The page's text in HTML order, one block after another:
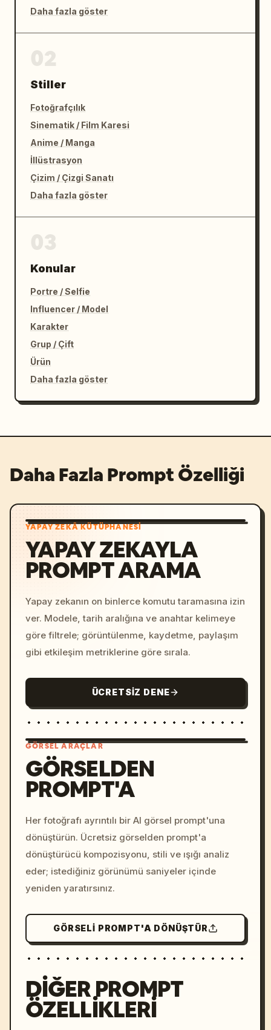
Daha fazla göster
Stiller
Fotoğrafçılık
Sinematik / Film Karesi
Anime / Manga
İllüstrasyon
Çizim / Çizgi Sanatı
Daha fazla göster
Konular
Portre / Selfie
Influencer / Model
Karakter
Grup / Çift
Ürün
Daha fazla göster
Daha Fazla Prompt Özelliği
YAPAY ZEKÂ KÜTÜPHANESI
YAPAY ZEKAYLA
PROMPT ARAMA
Yapay zekanın on binlerce komutu taramasına izin
ver. Modele, tarih aralığına ve anahtar kelimeye
göre filtrele; görüntülenme, kaydetme, paylaşım
gibi etkileşim metriklerine göre sırala.
ÜCRETSIZ DENE
colors, 8k --v 6.0
GÖRSEL ARAÇLAR
GÖRSELDEN
PROMPT'A
Her fotoğrafı ayrıntılı bir AI görsel prompt'una
dönüştürün. Ücretsiz görselden prompt'a
dönüştürücü kompozisyonu, stili ve ışığı analiz
eder; istediğiniz görünümü saniyeler içinde
yeniden yaratırsınız.
GÖRSELI PROMPT'A DÖNÜŞTÜR
DIĞER PROMPT
ÖZELLIKLERI